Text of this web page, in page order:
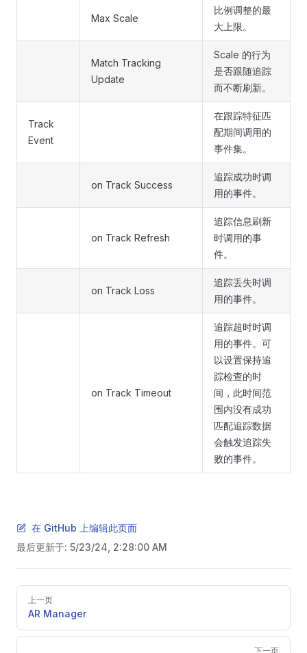
Max Scale
比例调整的最
大上限。
Match Tracking
Update
Scale 的行为
是否跟随追踪
而不断刷新。
Track
Event
在跟踪特征匹
配期间调用的
事件集。
on Track Success
追踪成功时调
用的事件。
on Track Refresh
追踪信息刷新
时调用的事
件。
on Track Loss
追踪丢失时调
用的事件。
on Track Timeout
追踪超时时调
用的事件。可
以设置保持追
踪检查的时
间，此时间范
围内没有成功
匹配追踪数据
会触发追踪失
败的事件。
在 GitHub 上编辑此页面
最后更新于: 5/23/24, 2:28:00 AM
Pager上一页
AR Manager
下一页